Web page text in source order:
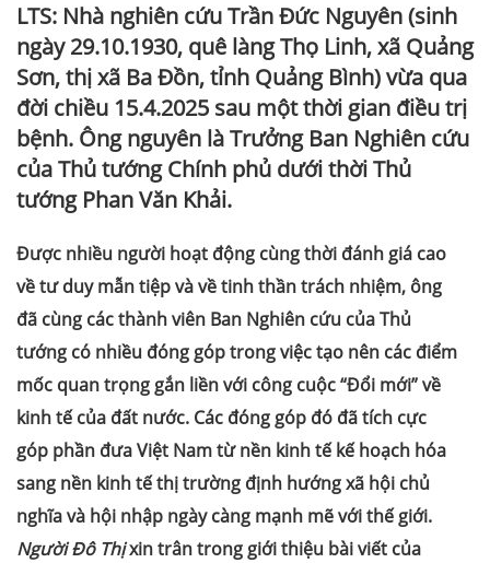
LTS: Nhà nghiên cứu Trần Đức Nguyên (sinh
ngày 29.10.1930, quê làng Thọ Linh, xã Quảng
Sơn, thị xã Ba Đồn, tỉnh Quảng Bình) vừa qua
đời chiều 15.4.2025 sau một thời gian điều trị
bệnh. Ông nguyên là Trưởng Ban Nghiên cứu
của Thủ tướng Chính phủ dưới thời Thủ
tướng Phan Văn Khải.
Được nhiều người hoạt động cùng thời đánh giá cao
về tư duy mẫn tiệp và về tinh thần trách nhiệm, ông
đã cùng các thành viên Ban Nghiên cứu của Thủ
tướng có nhiều đóng góp trong việc tạo nên các điểm
mốc quan trọng gắn liền với công cuộc “Đổi mới” về
kinh tế của đất nước. Các đóng góp đó đã tích cực
góp phần đưa Việt Nam từ nền kinh tế kế hoạch hóa
sang nền kinh tế thị trường định hướng xã hội chủ
nghĩa và hội nhập ngày càng mạnh mẽ với thế giới.
Người Đô Thịxin trân trong giới thiệu bài viết của